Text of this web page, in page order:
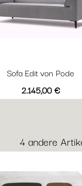
Sofa Edit von Pode
Preis
2.145,00 €
4 andere